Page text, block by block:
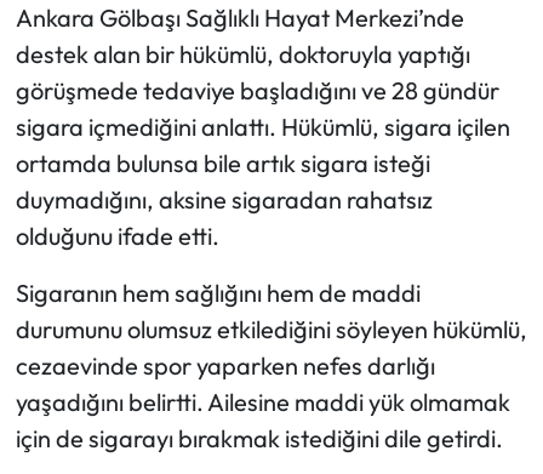
Ankara Gölbaşı Sağlıklı Hayat Merkezi’nde
destek alan bir hükümlü, doktoruyla yaptığı
görüşmede tedaviye başladığını ve 28 gündür
sigara içmediğini anlattı. Hükümlü, sigara içilen
ortamda bulunsa bile artık sigara isteği
duymadığını, aksine sigaradan rahatsız
olduğunu ifade etti.
Sigaranın hem sağlığını hem de maddi
durumunu olumsuz etkilediğini söyleyen hükümlü,
cezaevinde spor yaparken nefes darlığı
yaşadığını belirtti. Ailesine maddi yük olmamak
için de sigarayı bırakmak istediğini dile getirdi.